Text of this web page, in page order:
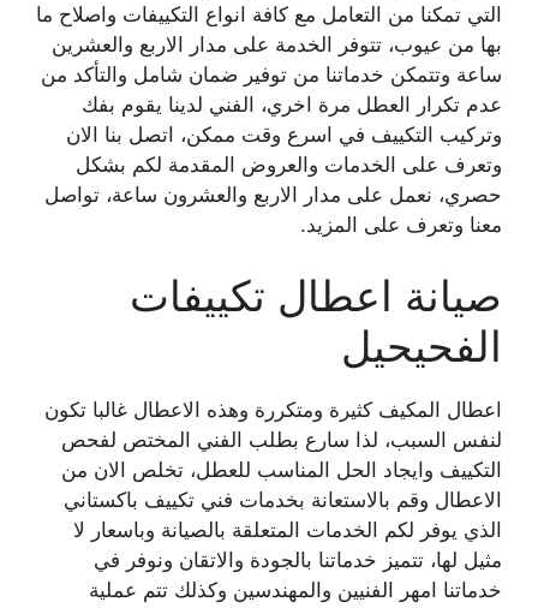
التي تمكنا من التعامل مع كافة انواع التكييفات واصلاح ما
بها من عيوب، تتوفر الخدمة على مدار الاربع والعشرين
ساعة وتتمكن خدماتنا من توفير ضمان شامل والتأكد من
عدم تكرار العطل مرة اخري، الفني لدينا يقوم بفك
وتركيب التكييف في اسرع وقت ممكن، اتصل بنا الان
وتعرف على الخدمات والعروض المقدمة لكم بشكل
حصري، نعمل على مدار الاربع والعشرون ساعة، تواصل
معنا وتعرف على المزيد.
صيانة اعطال تكييفات
الفحيحيل
اعطال المكيف كثيرة ومتكررة وهذه الاعطال غالبا تكون
لنفس السبب، لذا سارع بطلب الفني المختص لفحص
التكييف وايجاد الحل المناسب للعطل، تخلص الان من
الاعطال وقم بالاستعانة بخدمات فني تكييف باكستاني
الذي يوفر لكم الخدمات المتعلقة بالصيانة وباسعار لا
مثيل لها، تتميز خدماتنا بالجودة والاتقان ونوفر في
خدماتنا امهر الفنيين والمهندسين وكذلك تتم عملية